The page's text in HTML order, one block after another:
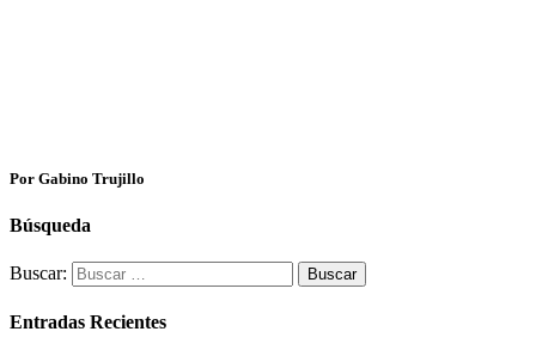
Por Gabino Trujillo
Búsqueda
Buscar:
Entradas Recientes